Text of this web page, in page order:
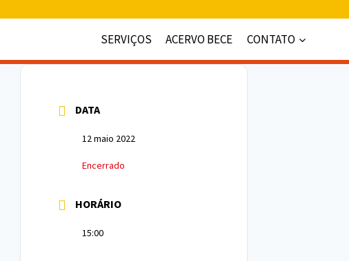
SERVIÇOS
ACERVO BECE CONTATO
DATA
12 maio 2022
Encerrado
HORÁRIO
15:00